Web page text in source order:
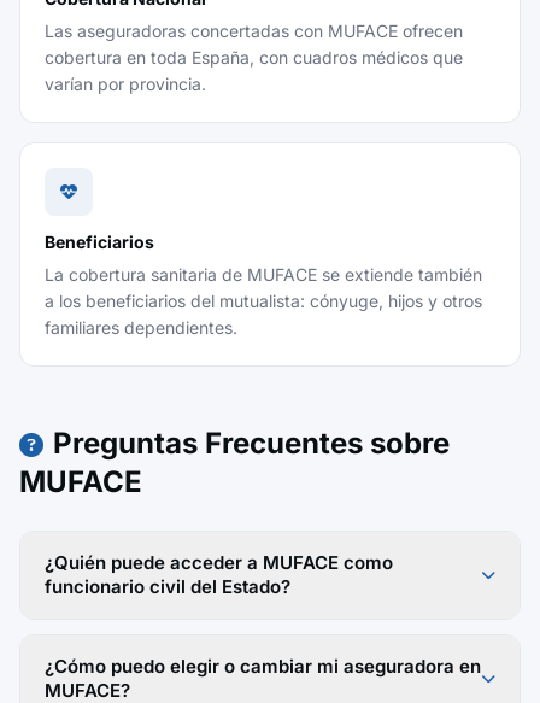
Las aseguradoras concertadas con MUFACE ofrecen
cobertura en toda España, con cuadros médicos que
varían por provincia.
Beneficiarios
La cobertura sanitaria de MUFACE se extiende también
a los beneficiarios del mutualista: cónyuge, hijos y otros
familiares dependientes.
Preguntas Frecuentes sobre
MUFACE
¿Quién puede acceder a MUFACE como
funcionario civil del Estado?
¿Cómo puedo elegir o cambiar mi aseguradora en
MUFACE?